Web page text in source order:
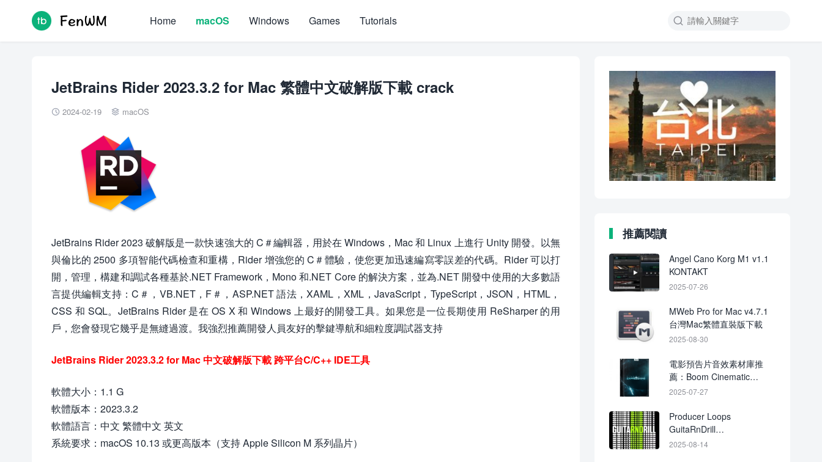

Home macOS Windows Games Tutorials
JetBrains Rider 2023.3.2 for Mac 繁體中文破解版下載 crack
 2024-02-19  macOS
JetBrains Rider 2023 破解版是一款快速強大的 C＃編輯器，用於在 Windows，Mac 和 Linux 上進行 Unity 開發。以無
與倫比的 2500 多項智能代碼檢查和重構，Rider 增強您的 C＃體驗，使您更加迅速編寫零誤差的代碼。Rider 可以打
開，管理，構建和調試各種基於.NET Framework，Mono 和.NET Core 的解決方案，並為.NET 開發中使用的大多數語
言提供編輯支持：C＃，VB.NET，F＃，ASP.NET 語法，XAML，XML，JavaScript，TypeScript，JSON，HTML，
CSS 和 SQL。JetBrains Rider 是在 OS X 和 Windows 上最好的開發工具。如果您是一位長期使用 ReSharper 的用
戶，您會發現它幾乎是無縫過渡。我強烈推薦開發人員友好的擊鍵導航和細粒度調試器支持
JetBrains Rider 2023.3.2 for Mac 中文破解版下載 跨平台C/C++ IDE工具
軟體大小：1.1 G
軟體版本：2023.3.2
軟體語言：中文 繁體中文 英文
系統要求：macOS 10.13 或更高版本（支持 Apple Silicon M 系列晶片）
推薦閱讀
Angel Cano Korg M1 v1.1
KONTAKT
2025-07-26
MWeb Pro for Mac v4.7.1
台灣Mac繁體直裝版下載
2025-08-30
電影預告片音效素材庫推
薦：Boom Cinematic
Expressions 建構包音效集
2025-07-27
Producer Loops
GuitaRnDrill
MULTIFORMAT
2025-08-14